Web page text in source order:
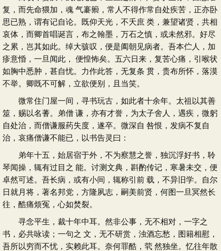
复，而先命猥加，魂 气褰籞，常人不得作常自处疾苦，正亦卧
思已熟，谓有记自论。既仰天光，不夭庶 类，兼望诸贤，共相
哀体，而卿首唱诞言，布之翰墨，万石之慎，或未然邪。好尽
之累，岂其如此。绰大骇叹，便是阖朝见病者。吾本伫人，加
疹意惛，一旦闻此， 便惶怖矣。五六日来，复苦心痛，引喉状
如胸中悉肿，甚自忧。力作此答，无复条 贯，贵布所怀，落漠
不举。卿既不可解，立欲便别，且当笑。
微常住门屋一间，寻书玩古，如此者十余年。太祖以其善
筮，赐以名蓍。弟僧 谦，亦有才誉，为太子舍人，遇疾，微躬
自处治，而僧谦服药失度，遂卒。微深自 咎恨，发病不复自
治，哀痛僧谦不能已，以书告灵曰：
弟年十五，始居宿于外，不为察慧之誉，独沉浮好书，聆
琴闻操，辄有过目之 能。讨测文典，斟酌传记，寒暑未交，便
卓然可述。吾长病，或有小间，辄称引前 载，不异旧学。自尔
日就月将，著名邦党，方隆夙志，嗣美前贤，何图一旦冥然长
往，酷痛烦冤，心如焚裂。
寻念平生，裁十年中耳。然非公事，无不相对，一字之
书，必共咏读；一句之 文，无不研赏，浊酒忘愁，图籍相慰，
吾所以穷而不忧，实赖此耳。奈何罪酷，茕 然独坐。忆往年散